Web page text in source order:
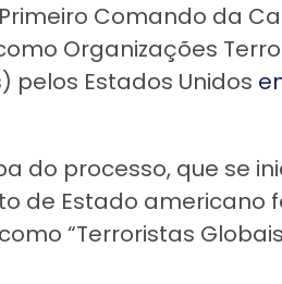
Comando da
Organizações
pelos Estados Unidos
do processo, que se
de Estado americano
“Terroristas